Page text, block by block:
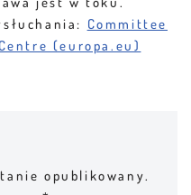
Committee
(europa.eu)
opublikowany.